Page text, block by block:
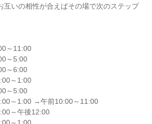
互いの相性が合えばその場で次のステップ
～11:00
～5:00
～6:00
～1:00
～5:00
～1:00 →午前10:00～11:00
～午後12:00